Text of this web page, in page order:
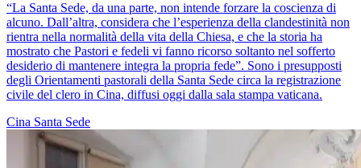
“La Santa Sede, da una parte, non intende forzare la coscienza di
alcuno. Dall’altra, considera che l’esperienza della clandestinità non
rientra nella normalità della vita della Chiesa, e che la storia ha
mostrato che Pastori e fedeli vi fanno ricorso soltanto nel sofferto
desiderio di mantenere integra la propria fede”. Sono i presupposti
degli Orientamenti pastorali della Santa Sede circa la registrazione
civile del clero in Cina, diffusi oggi dalla sala stampa vaticana.
Cina Santa Sede